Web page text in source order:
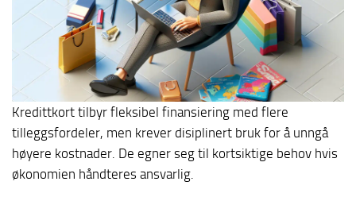
Kredittkort tilbyr fleksibel finansiering med flere
tilleggsfordeler, men krever disiplinert bruk for å unngå
høyere kostnader. De egner seg til kortsiktige behov hvis
økonomien håndteres ansvarlig.